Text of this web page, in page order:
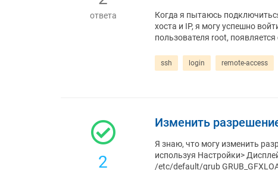
ответа
Когда я пытаюсь
хоста и IP, я могу успешно
пользователя root,
ssh login remote-access
2
Изменить
Я знаю, что могу изменить
используя Настройки>
/etc/default/grub